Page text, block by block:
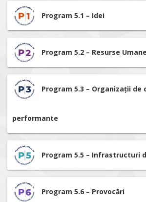
Program 5.1 – Idei
Program 5.2 – Resurse Umane
Program 5.3 – Organizații de
performante
Program 5.5 – Infrastructuri
Program 5.6 – Provocări